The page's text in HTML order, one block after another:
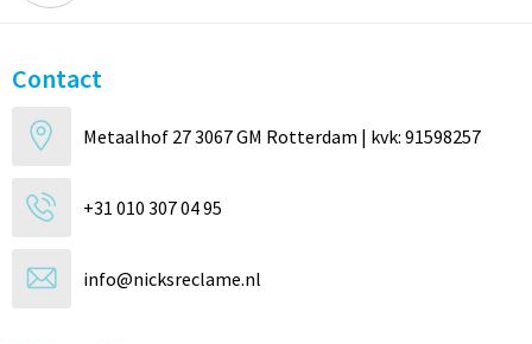
Contact
Metaalhof 27 3067 GM Rotterdam | kvk: 91598257
+31 010 307 04 95
info@nicksreclame.nl